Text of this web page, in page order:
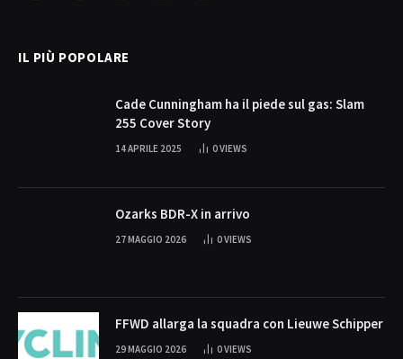
IL PIÙ POPOLARE
Cade Cunningham ha il piede sul gas: Slam
255 Cover Story
14 APRILE 2025 0VIEWS
Ozarks BDR-X in arrivo
27 MAGGIO 2026 0VIEWS
FFWD allarga la squadra con Lieuwe Schipper
29 MAGGIO 2026 0VIEWS